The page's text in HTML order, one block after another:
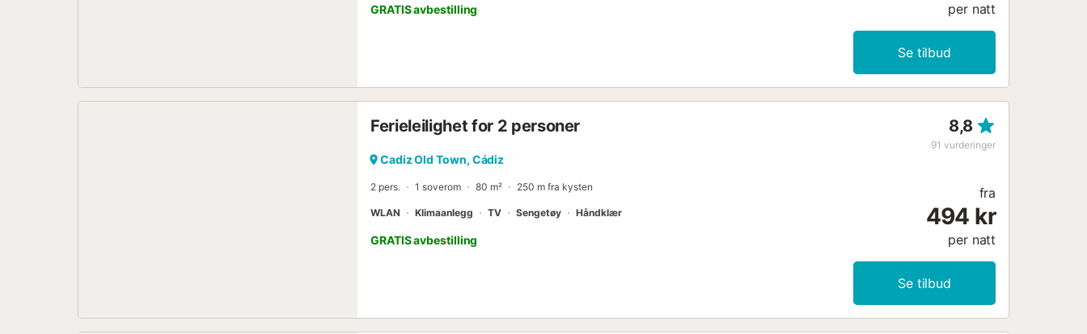
GRATIS avbestilling per natt
Se tilbud
Ferieleilighet for 2 personer 8,8
91 vurderinger
Cadiz Old Town, Cádiz
2 pers. 1 soverom 80 m² 250 m fra kysten
WLAN Klimaanlegg TV Sengetøy Håndklær
GRATIS avbestilling
fra
494 kr
per natt
Se tilbud